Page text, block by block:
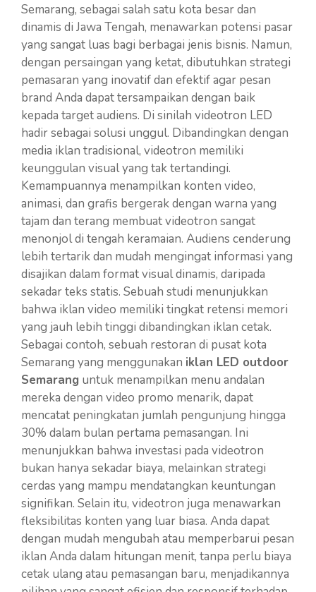
Semarang, sebagai salah satu kota besar dan
dinamis di Jawa Tengah, menawarkan potensi pasar
yang sangat luas bagi berbagai jenis bisnis. Namun,
dengan persaingan yang ketat, dibutuhkan strategi
pemasaran yang inovatif dan efektif agar pesan
brand Anda dapat tersampaikan dengan baik
kepada target audiens. Di sinilah videotron LED
hadir sebagai solusi unggul. Dibandingkan dengan
media iklan tradisional, videotron memiliki
keunggulan visual yang tak tertandingi.
Kemampuannya menampilkan konten video,
animasi, dan grafis bergerak dengan warna yang
tajam dan terang membuat videotron sangat
menonjol di tengah keramaian. Audiens cenderung
lebih tertarik dan mudah mengingat informasi yang
disajikan dalam format visual dinamis, daripada
sekadar teks statis. Sebuah studi menunjukkan
bahwa iklan video memiliki tingkat retensi memori
yang jauh lebih tinggi dibandingkan iklan cetak.
Sebagai contoh, sebuah restoran di pusat kota
Semarang yang menggunakan iklan LED outdoor
Semarang untuk menampilkan menu andalan
mereka dengan video promo menarik, dapat
mencatat peningkatan jumlah pengunjung hingga
30% dalam bulan pertama pemasangan. Ini
menunjukkan bahwa investasi pada videotron
bukan hanya sekadar biaya, melainkan strategi
cerdas yang mampu mendatangkan keuntungan
signifikan. Selain itu, videotron juga menawarkan
fleksibilitas konten yang luar biasa. Anda dapat
dengan mudah mengubah atau memperbarui pesan
iklan Anda dalam hitungan menit, tanpa perlu biaya
cetak ulang atau pemasangan baru, menjadikannya